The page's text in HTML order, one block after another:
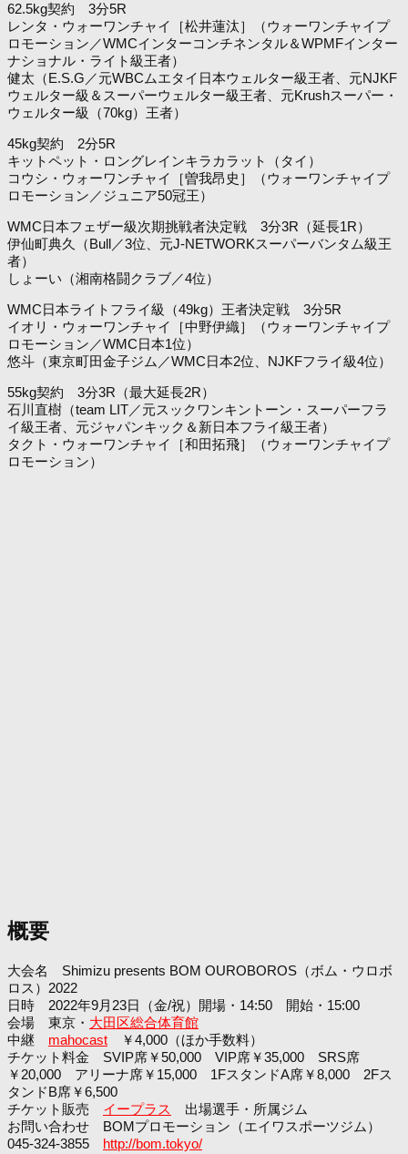
62.5kg契約 3分5R
レンタ・ウォーワンチャイ［松井蓮汰］（ウォーワンチャイプ
ロモーション／WMCインターコンチネンタル＆WPMFインター
ナショナル・ライト級王者）
健太（E.S.G／元WBCムエタイ日本ウェルター級王者、元NJKF
ウェルター級＆スーパーウェルター級王者、元Krushスーパー・
ウェルター級（70kg）王者）
45kg契約 2分5R
キットペット・ロングレインキラカラット（タイ）
コウシ・ウォーワンチャイ［曽我昂史］（ウォーワンチャイプ
ロモーション／ジュニア50冠王）
WMC日本フェザー級次期挑戦者決定戦 3分3R（延長1R）
伊仙町典久（Bull／3位、元J-NETWORKスーパーバンタム級王
者）
しょーい（湘南格闘クラブ／4位）
WMC日本ライトフライ級（49kg）王者決定戦 3分5R
イオリ・ウォーワンチャイ［中野伊織］（ウォーワンチャイプ
ロモーション／WMC日本1位）
悠斗（東京町田金子ジム／WMC日本2位、NJKFフライ級4位）
55kg契約 3分3R（最大延長2R）
石川直樹（team LIT／元スックワンキントーン・スーパーフラ
イ級王者、元ジャパンキック＆新日本フライ級王者）
タクト・ウォーワンチャイ［和田拓飛］（ウォーワンチャイプ
ロモーション）
概要
大会名 Shimizu presents BOM OUROBOROS（ボム・ウロボ
ロス）2022
日時 2022年9月23日（金/祝）開場・14:50 開始・15:00
会場 東京・ 大田区総合体育館
中継 mahocast ￥4,000（ほか手数料）
チケット料金 SVIP席￥50,000 VIP席￥35,000 SRS席
￥20,000 アリーナ席￥15,000 1FスタンドA席￥8,000 2Fス
タンドB席￥6,500
チケット販売 イープラス
出場選手・所属ジム
お問い合わせ BOMプロモーション（エイワスポーツジム）
045-324-3855 http://bom.tokyo/